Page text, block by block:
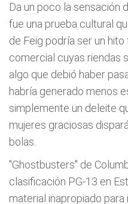
Da un poco la sensación
fue una prueba cultural
de Feig podría ser un
comercial cuyas riendas
algo que debió haber
habría generado menos
simplemente un deleite
mujeres graciosas
bolas.
"Ghostbusters" de
clasificación PG-13 en
material inapropiado